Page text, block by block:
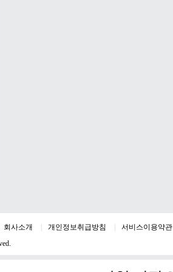
회사소개 개인정보취급방침 서비스이용약관